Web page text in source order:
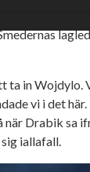
ta in
vi i det
Drabik sa
iallafall.